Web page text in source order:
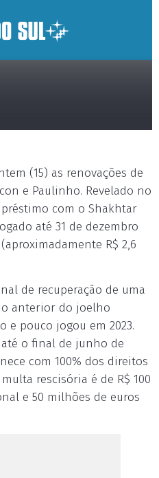
(15) as renovações de
e Paulinho. Revelado no
com o Shakhtar
até 31 de dezembro
R$ 2,6
de recuperação de uma
anterior do joelho
e pouco jogou em 2023.
o final de junho de
com 100% dos direitos
rescisória é de R$ 100
e 50 milhões de euros